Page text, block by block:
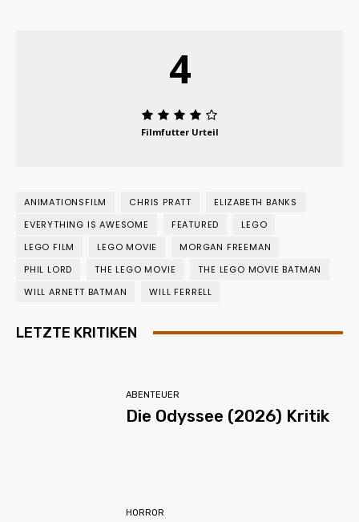
4
Filmfutter Urteil
ANIMATIONSFILM CHRIS PRATT
ELIZABETH BANKS
EVERYTHING IS AWESOME
FEATURED
LEGO
LEGO FILM
LEGO MOVIE
MORGAN FREEMAN
PHIL LORD
THE LEGO MOVIE
THE LEGO MOVIE BATMAN
WILL ARNETT BATMAN
WILL FERRELL
LETZTE KRITIKEN
ABENTEUER
Die Odyssee (2026) Kritik
HORROR